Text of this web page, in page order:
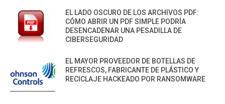
EL LADO OSCURO DE LOS ARCHIVOS PDF:
CÓMO ABRIR UN PDF SIMPLE PODRÍA
DESENCADENAR UNA PESADILLA DE
CIBERSEGURIDAD
EL MAYOR PROVEEDOR DE BOTELLAS DE
REFRESCOS, FABRICANTE DE PLÁSTICO Y
RECICLAJE HACKEADO POR RANSOMWARE